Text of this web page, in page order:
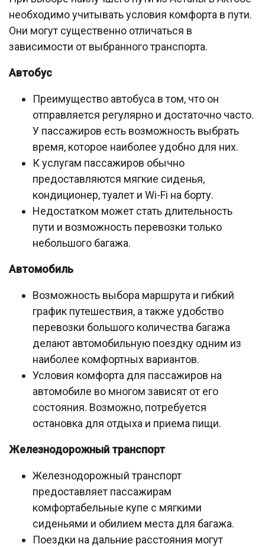
необходимо учитывать условия комфорта в пути.
Они могут существенно отличаться в
зависимости от выбранного транспорта.
Автобус
Преимущество автобуса в том, что он
отправляется регулярно и достаточно часто.
У пассажиров есть возможность выбрать
время, которое наиболее удобно для них.
К услугам пассажиров обычно
предоставляются мягкие сиденья,
кондиционер, туалет и Wi-Fi на борту.
Недостатком может стать длительность
пути и возможность перевозки только
небольшого багажа.
Автомобиль
Возможность выбора маршрута и гибкий
график путешествия, а также удобство
перевозки большого количества багажа
делают автомобильную поездку одним из
наиболее комфортных вариантов.
Условия комфорта для пассажиров на
автомобиле во многом зависят от его
состояния. Возможно, потребуется
остановка для отдыха и приема пищи.
Железнодорожный транспорт
Железнодорожный транспорт
предоставляет пассажирам
комфортабельные купе с мягкими
сиденьями и обилием места для багажа.
Поездки на дальние расстояния могут